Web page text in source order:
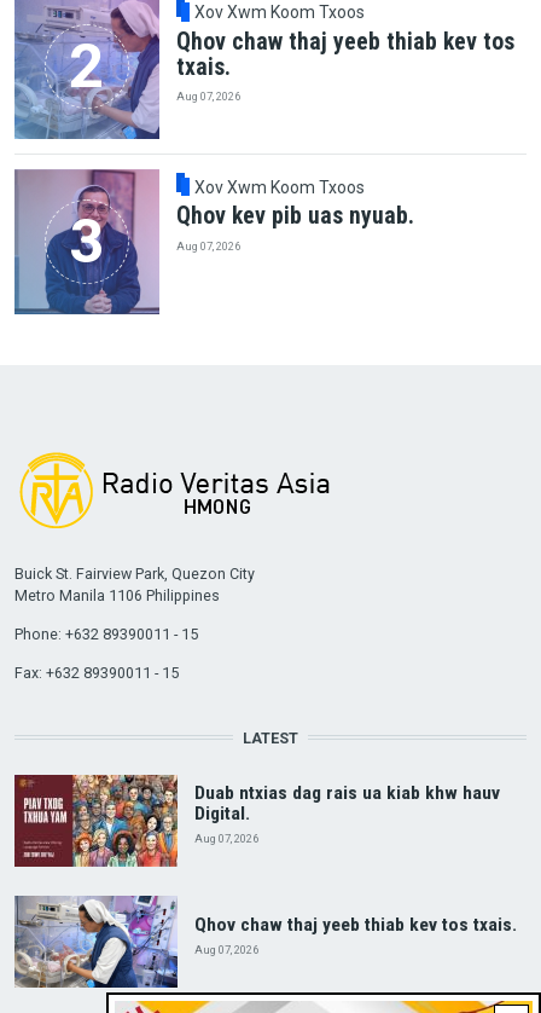
Xov Xwm Koom Txoos
Qhov chaw thaj yeeb thiab kev tos
txais.
Aug 07, 2026
Xov Xwm Koom Txoos
Qhov kev pib uas nyuab.
Aug 07, 2026
Buick St. Fairview Park, Quezon City
Metro Manila 1106 Philippines
Phone: +632 89390011 - 15
Fax: +632 89390011 - 15
LATEST
Duab ntxias dag rais ua kiab khw hauv
Digital.
Aug 07, 2026
Qhov chaw thaj yeeb thiab kev tos txais.
Aug 07, 2026